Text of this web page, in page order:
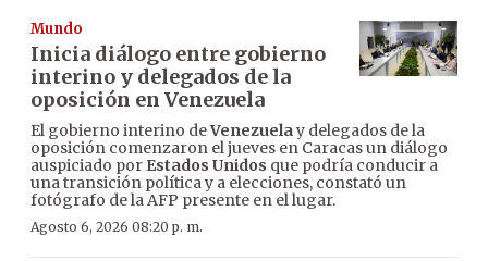
Mundo
Inicia diálogo entre gobierno
interino y delegados de la
oposición en Venezuela
El gobierno interino deVenezuelay delegados de la
oposición comenzaron el jueves en Caracas un diálogo
auspiciado por Estados Unidos que podría conducir a
una transición política y a elecciones, constató un
fotógrafo de la AFP presente en el lugar.
Agosto 6, 2026 08:20 p. m.